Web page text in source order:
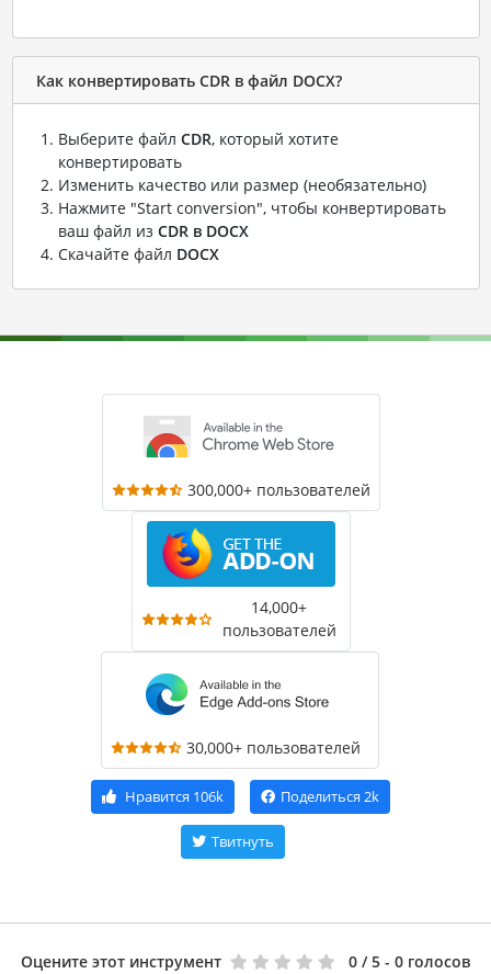
Как конвертировать CDR в файл DOCX?
Выберите файл CDR, который хотите
конвертировать
Изменить качество или размер (необязательно)
Нажмите "Start conversion", чтобы конвертировать
ваш файл из CDR в DOCX
Скачайте файл DOCX
300,000+ пользователей
14,000+
пользователей
30,000+ пользователей
Нравится 106k Поделиться 2k
Твитнуть
Оцените этот инструмент 0 / 5 - 0 голосов